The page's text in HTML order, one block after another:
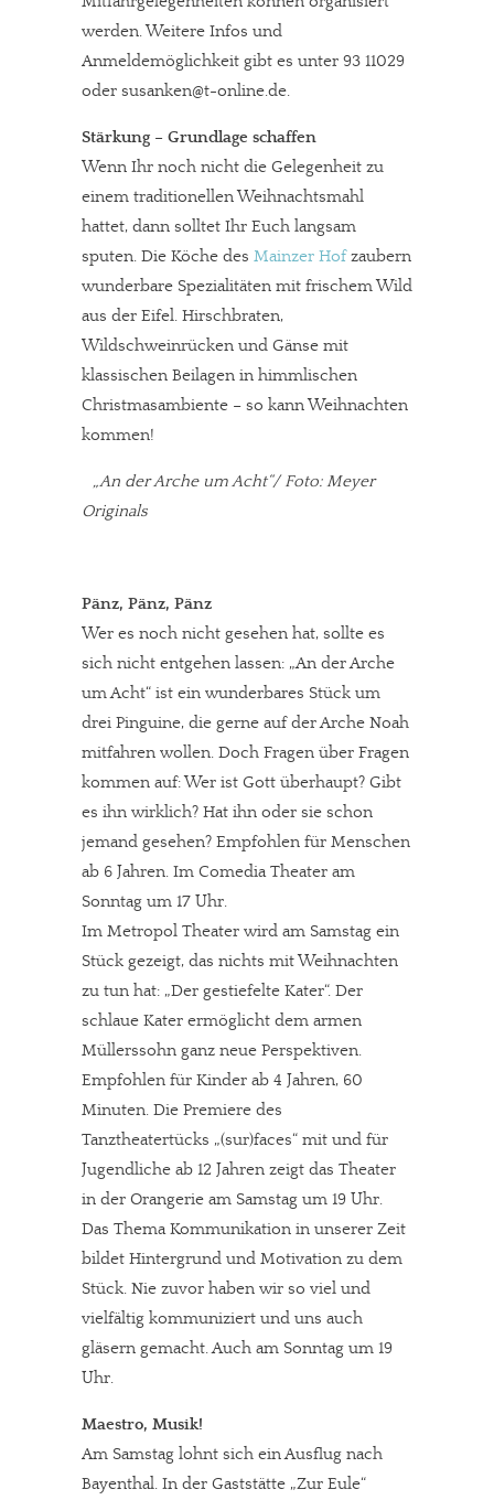
werden. Weitere Infos und
Anmeldemöglichkeit gibt es unter 93 11029
oder susanken@t-online.de.
Stärkung – Grundlage schaffen
Wenn Ihr noch nicht die Gelegenheit zu
einem traditionellen Weihnachtsmahl
hattet, dann solltet Ihr Euch langsam
sputen. Die Köche des Mainzer Hofzaubern
wunderbare Spezialitäten mit frischem Wild
aus der Eifel. Hirschbraten,
Wildschweinrücken und Gänse mit
klassischen Beilagen in himmlischen
Christmasambiente – so kann Weihnachten
kommen!
„An der Arche um Acht“/ Foto: Meyer
Originals
Pänz, Pänz, Pänz
Wer es noch nicht gesehen hat, sollte es
sich nicht entgehen lassen: „An der Arche
um Acht“ ist ein wunderbares Stück um
drei Pinguine, die gerne auf der Arche Noah
mitfahren wollen. Doch Fragen über Fragen
kommen auf: Wer ist Gott überhaupt? Gibt
es ihn wirklich? Hat ihn oder sie schon
jemand gesehen? Empfohlen für Menschen
ab 6 Jahren. Im Comedia Theater am
Sonntag um 17 Uhr.
Im Metropol Theater wird am Samstag ein
Stück gezeigt, das nichts mit Weihnachten
zu tun hat: „Der gestiefelte Kater“. Der
schlaue Kater ermöglicht dem armen
Müllerssohn ganz neue Perspektiven.
Empfohlen für Kinder ab 4 Jahren, 60
Minuten. Die Premiere des
Tanztheatertücks „(sur)faces“ mit und für
Jugendliche ab 12 Jahren zeigt das Theater
in der Orangerie am Samstag um 19 Uhr.
Das Thema Kommunikation in unserer Zeit
bildet Hintergrund und Motivation zu dem
Stück. Nie zuvor haben wir so viel und
vielfältig kommuniziert und uns auch
gläsern gemacht. Auch am Sonntag um 19
Uhr.
Maestro, Musik!
Am Samstag lohnt sich ein Ausflug nach
Bayenthal. In der Gaststätte „Zur Eule“